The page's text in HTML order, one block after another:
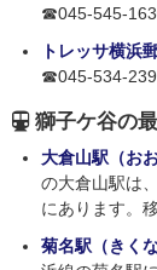
☎045-545-
トレッサ横浜
☎045-534-
獅子ケ谷の
大倉山駅（お
の大倉山駅は
にあります。
菊名駅（きくな